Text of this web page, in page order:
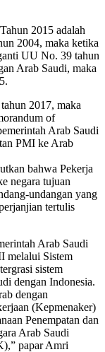
2015 adalah
2004, maka ketika
UU No. 39 tahun
Arab Saudi, maka
2017, maka
of
Arab Saudi
PMI ke Arab
bahwa Pekerja
negara tujuan
undangan yang
tertulis
Arab Saudi
melalui Sistem
sistem
dengan Indonesia.
dengan
(Kepmenaker)
Penempatan dan
Arab Saudi
papar Amri